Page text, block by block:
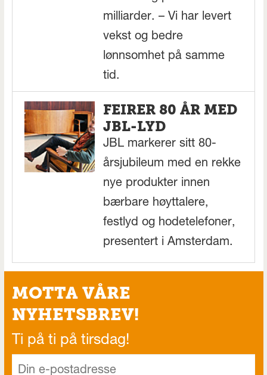
milliarder. – Vi har levert
vekst og bedre
lønnsomhet på samme
tid.
FEIRER 80 ÅR MED
JBL-LYD
JBL markerer sitt 80-
årsjubileum med en rekke
nye produkter innen
bærbare høyttalere,
festlyd og hodetelefoner,
presentert i Amsterdam.
MOTTA VÅRE
NYHETSBREV!
Ti på ti på tirsdag!